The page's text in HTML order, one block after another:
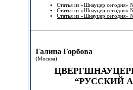
Статья из «Шнауцер сегодня»
Статья из «Шнауцер сегодня»
Статья из «Шнауцер сегодня»
Галина Горбова
(Москва)
“РУССКИЙ